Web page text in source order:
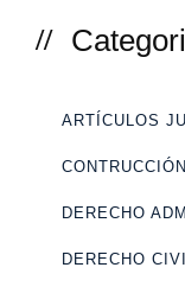
ARTÍCULOS
DERECHO
DERECHO